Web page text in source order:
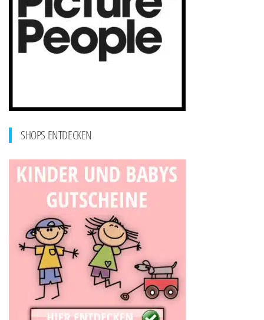
SHOPS ENTDECKEN